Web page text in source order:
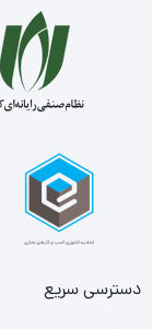
دسترسی سریع